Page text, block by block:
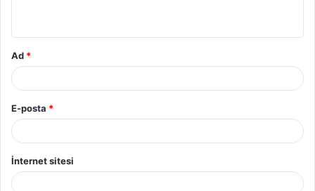
Ad *
E-posta *
İnternet sitesi